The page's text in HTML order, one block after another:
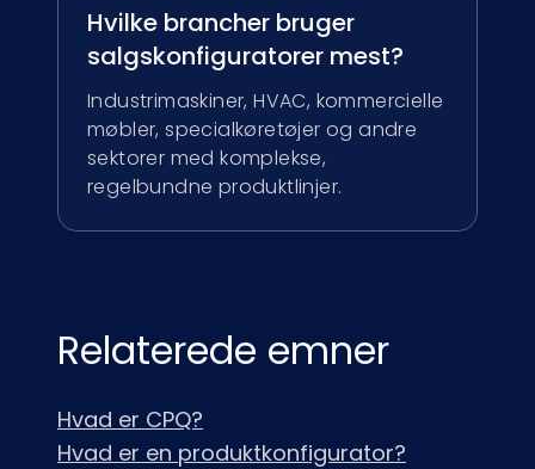
Hvilke brancher bruger
salgskonfiguratorer mest?
Industrimaskiner, HVAC, kommercielle
møbler, specialkøretøjer og andre
sektorer med komplekse,
regelbundne produktlinjer.
Relaterede emner
Hvad er CPQ?
Hvad er en produktkonfigurator?